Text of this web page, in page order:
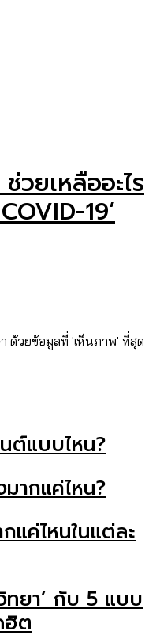
วยเหลืออะไร
19’
ด้วยข้อมูลที่ 'เห็นภาพ' ที่สุด
ต์แบบไหน?
ากแค่ไหน?
แค่ไหนในแต่ละ
ทยา’ กับ 5 แบบ
ฮิต